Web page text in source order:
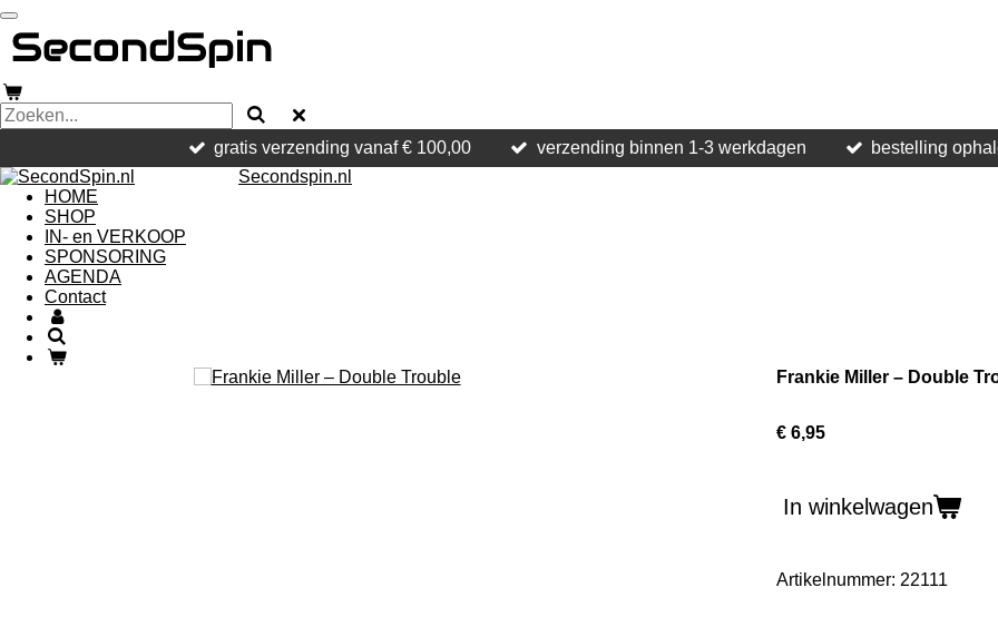
Ga
direct
naar
hoofdinhoud
gratis verzending vanaf € 100,00 verzending binnen 1-3 werkdagen bestelling
Secondspin.nl
HOME
SHOP
IN- en VERKOOP
SPONSORING
AGENDA
Contact
Frankie Miller ‎– Double
€ 6,95
In winkelwagen
Artikelnummer: 22111